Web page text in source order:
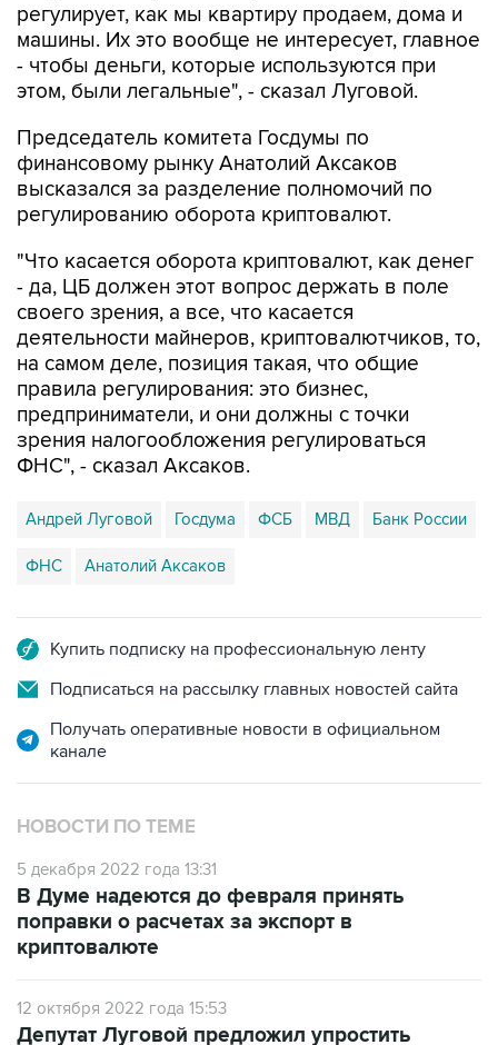
- чтобы деньги, которые используются при
этом, были легальные", - сказал Луговой.
Председатель комитета Госдумы по
высказался за разделение полномочий по
регулированию оборота криптовалют.
"Что касается оборота криптовалют, как денег
своего зрения, а все, что касается
деятельности майнеров, криптовалютчиков, то,
на самом деле, позиция такая, что общие
правила регулирования: это бизнес,
предприниматели, и они должны с точки
зрения налогообложения регулироваться
ФНС", - сказал Аксаков.
Андрей Луговой Госдума
ФНС Анатолий Аксаков
Подписаться на рассылку главных новостей сайта
Получать оперативные новости в официальном
НОВОСТИ ПО ТЕМЕ
5 декабря 2022 года 13:31
поправки о расчетах за экспорт в
криптовалюте
12 октября 2022 года 15:53
оплату покупок в иностранных интернет-